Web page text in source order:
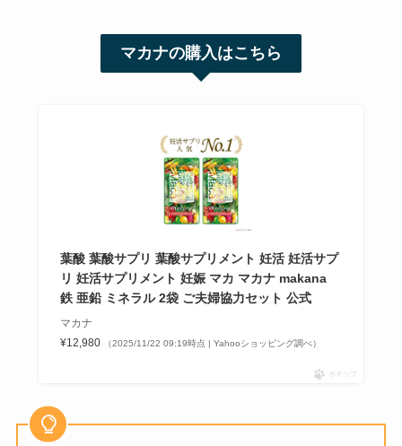
マカナの購入はこちら
葉酸 葉酸サプリ 葉酸サプリメント 妊活 妊活サプ
リ 妊活サプリメント 妊娠 マカ マカナ makana
鉄 亜鉛 ミネラル 2袋 ご夫婦協力セット 公式
マカナ
¥12,980
（2025/11/22 09:19時点 | Yahooショッピング調べ）
ポチップ